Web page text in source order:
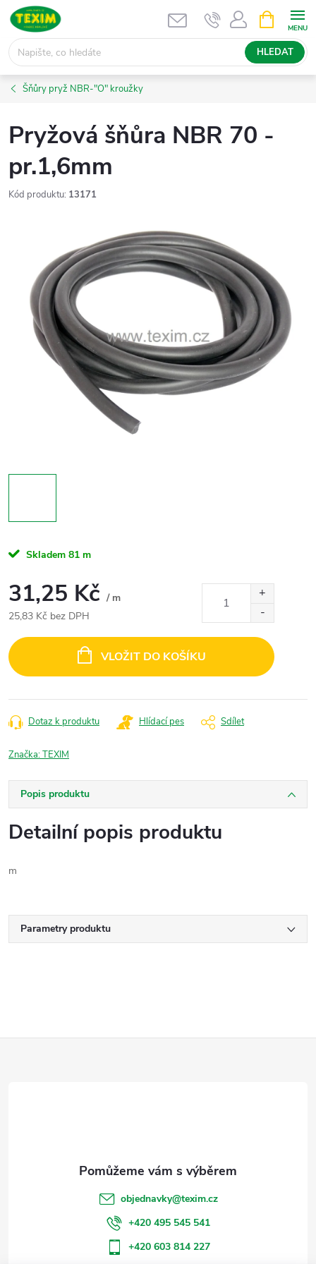
Přejít
obsah
HLEDAT
NÁKUPNÍ
KOŠÍK
Šňůry pryž NBR-"O" kroužky
Pryžová šňůra NBR 70 -
pr.1,6mm
Kód produktu: 13171
Skladem 81 m
31,25 Kč / m
25,83 Kč bez DPH
cena:
VLOŽIT DO KOŠÍKU
Dotaz k produktu Hlídací pes Sdílet
Značka:TEXIM
Popis produktu
Detailní popis produktu
m
Parametry produktu
objednavky@texim.cz
+420 495 545 541
+420 603 814 227